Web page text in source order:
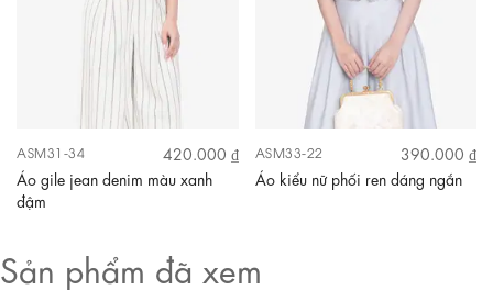
ASM31-34
420.000 ₫
Áo gile jean denim màu xanh
đậm
ASM33-22
390.000 ₫
Áo kiểu nữ phối ren dáng ngắn
Sản phẩm đã xem